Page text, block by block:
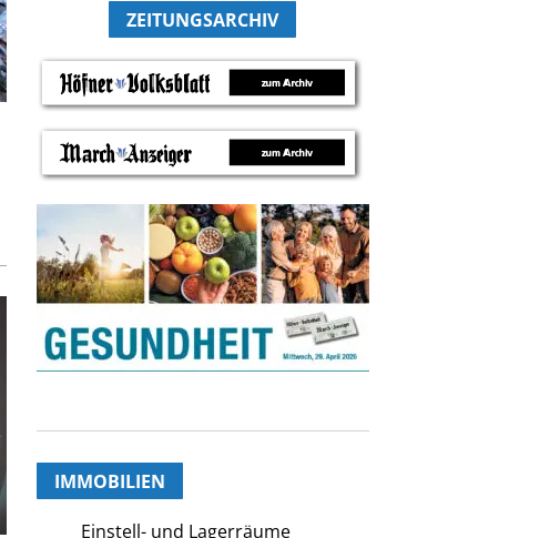
ZEITUNGSARCHIV
AUS DER WELT